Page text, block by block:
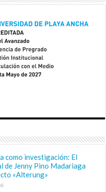
como investigación: El
de Jenny Pino Madariaga
«Alterung»